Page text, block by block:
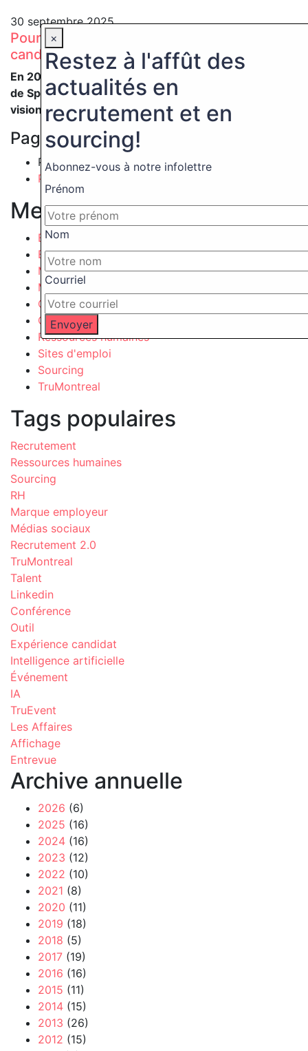
30 septembre 2025
Pourquoi vos ATS déçoivent (encore) vos
candidats ?
En 2022, j’avais rencontré Steve Racine, fondateur
de SpinCV et Relevance Studio, pour parler de sa
vision…
Pagination
Page 1
Page suivante
Menu catégories
Evénement
Expérience candidat
Marque employeur
Médias sociaux
Opinion
Outil
Ressources humaines
Sites d'emploi
Sourcing
TruMontreal
Tags populaires
Recrutement
Ressources humaines
Sourcing
RH
Marque employeur
Médias sociaux
Recrutement 2.0
TruMontreal
Talent
Linkedin
Conférence
Outil
Expérience candidat
Intelligence artificielle
Événement
IA
TruEvent
Les Affaires
Affichage
Entrevue
Archive annuelle
2026 (6)
2025 (16)
2024 (16)
2023 (12)
2022 (10)
2021 (8)
2020 (11)
2019 (18)
2018 (5)
2017 (19)
2016 (16)
2015 (11)
2014 (15)
2013 (26)
2012 (15)
×
Restez à l'affût des
actualités en
recrutement et en
sourcing!
Abonnez-vous à notre infolettre
Prénom
Nom
Courriel